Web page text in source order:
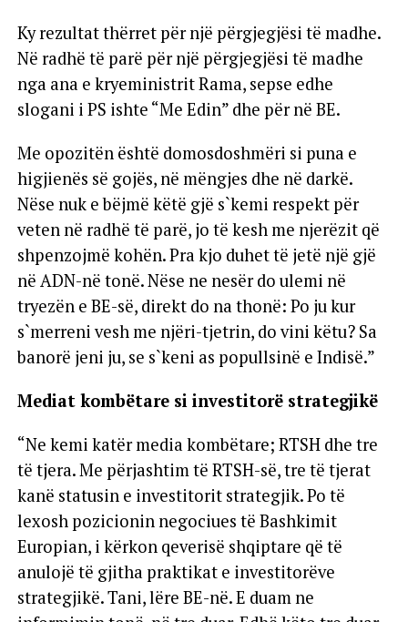
Ky rezultat thërret për një përgjegjësi të madhe.
Në radhë të parë për një përgjegjësi të madhe
nga ana e kryeministrit Rama, sepse edhe
slogani i PS ishte “Me Edin” dhe për në BE.
Me opozitën është domosdoshmëri si puna e
higjienës së gojës, në mëngjes dhe në darkë.
Nëse nuk e bëjmë këtë gjë s`kemi respekt për
veten në radhë të parë, jo të kesh me njerëzit që
shpenzojmë kohën. Pra kjo duhet të jetë një gjë
në ADN-në tonë. Nëse ne nesër do ulemi në
tryezën e BE-së, direkt do na thonë: Po ju kur
s`merreni vesh me njëri-tjetrin, do vini këtu? Sa
banorë jeni ju, se s`keni as popullsinë e Indisë.”
Mediat kombëtare si investitorë strategjikë
“Ne kemi katër media kombëtare; RTSH dhe tre
të tjera. Me përjashtim të RTSH-së, tre të tjerat
kanë statusin e investitorit strategjik. Po të
lexosh pozicionin negociues të Bashkimit
Europian, i kërkon qeverisë shqiptare që të
anulojë të gjitha praktikat e investitorëve
strategjikë. Tani, lëre BE-në. E duam ne